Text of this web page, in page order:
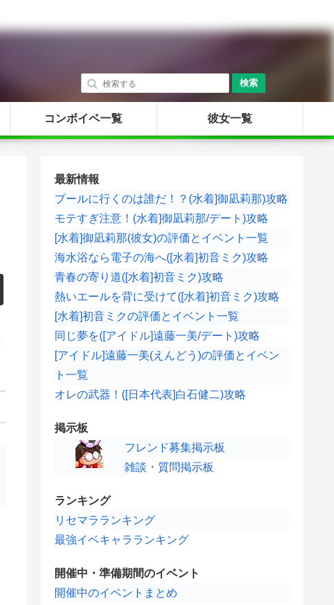
検索
コンボイベ一覧 彼女一覧
最新情報
プールに行くのは誰だ！？(水着]御凪莉那)攻略
モテすぎ注意！(水着]御凪莉那/デート)攻略
[水着]御凪莉那(彼女)の評価とイベント一覧
海水浴なら電子の海へ([水着]初音ミク)攻略
青春の寄り道([水着]初音ミク)攻略
熱いエールを背に受けて([水着]初音ミク)攻略
[水着]初音ミクの評価とイベント一覧
同じ夢を([アイドル]遠藤一美/デート)攻略
[アイドル]遠藤一美(えんどう)の評価とイベン
ト一覧
オレの武器！([日本代表]白石健二)攻略
掲示板
フレンド募集掲示板
雑談・質問掲示板
ランキング
リセマラランキング
最強イベキャラランキング
開催中・準備期間のイベント
開催中のイベントまとめ